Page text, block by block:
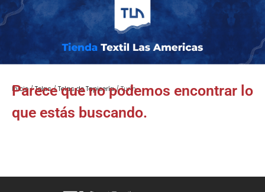
Inicio/Telas/Telas de Tapicería/ Turín
Parece que no podemos encontrar lo
que estás buscando.